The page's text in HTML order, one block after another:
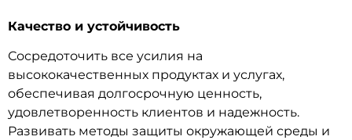
Качество и устойчивость
Сосредоточить все усилия на
высококачественных продуктах и услугах,
обеспечивая долгосрочную ценность,
удовлетворенность клиентов и надежность.
Развивать методы защиты окружающей среды и